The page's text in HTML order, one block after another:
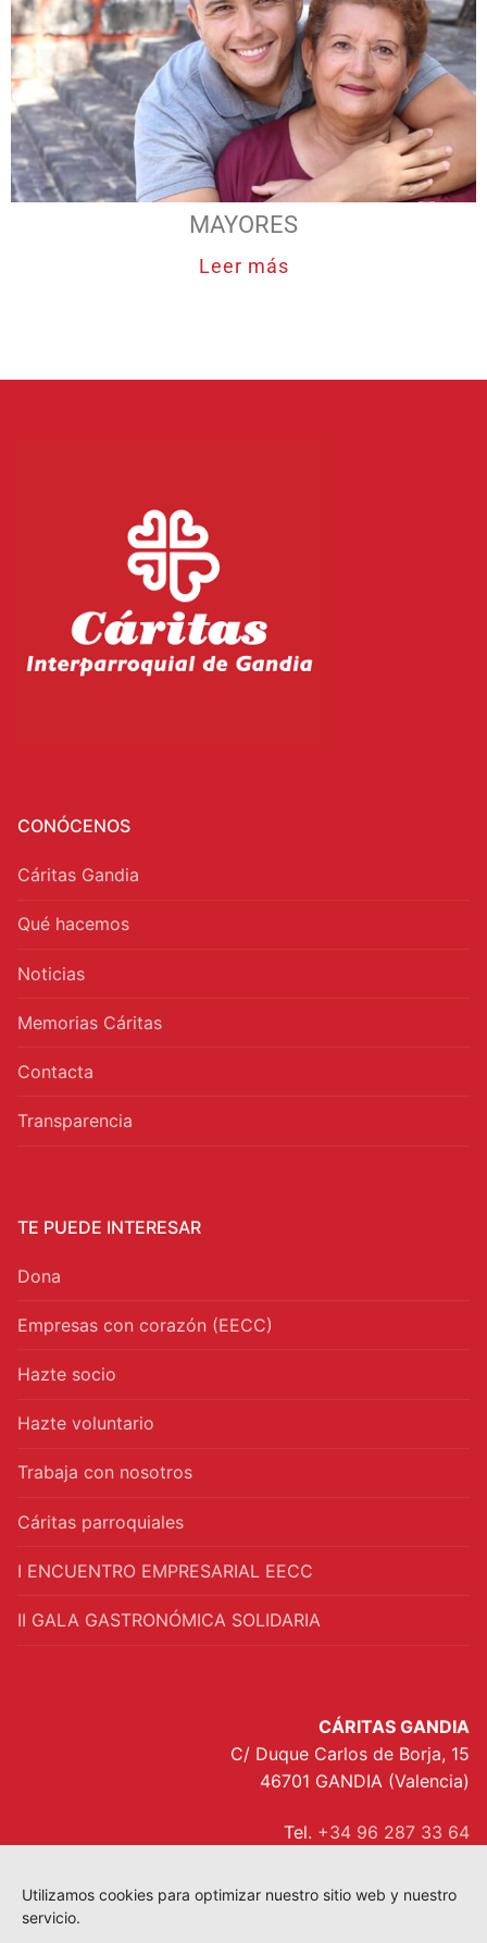
Utilizamos cookies para optimizar nuestro sitio web y nuestro
servicio.
MAYORES
Leer más
CONÓCENOS
Cáritas Gandia
Qué hacemos
Noticias
Memorias Cáritas
Contacta
Transparencia
TE PUEDE INTERESAR
Dona
Empresas con corazón (EECC)
Hazte socio
Hazte voluntario
Trabaja con nosotros
Cáritas parroquiales
I ENCUENTRO EMPRESARIAL EECC
II GALA GASTRONÓMICA SOLIDARIA
CÁRITAS GANDIA
C/ Duque Carlos de Borja, 15
46701 GANDIA (Valencia)
Tel. +34 96 287 33 64